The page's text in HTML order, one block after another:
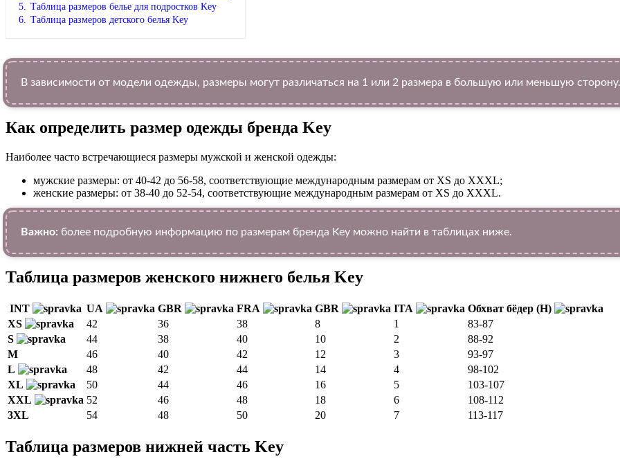
5. Таблица размеров белье для подростков Key
6. Таблица размеров детского белья Key
В зависимости от модели одежды, размеры могут различаться на 1 или 2 размера в большую или меньшую сторону.
Как определить размер одежды брендa Key
Наиболее часто встречающиеся размеры мужской и женской одежды:
мужские размеры: от 40-42 до 56-58, соответствующие международным размерам от XS до XXXL;
женские размеры: от 38-40 до 52-54, соответствующие международным размерам от XS до XXXL.
Важно: более подробную информацию по размерам бренда Key можно найти в таблицах ниже.
Таблица размеров женского нижнего белья Key
INT UA GBR FRA GBR ITA
Обхват бёдер (H)
XS
42 36 38 8 1
83-87
S
44 38 40 10 2
88-92
М
46 40 42 12 3
93-97
L
48 42 44 14 4
98-102
XL
50 44 46 16 5
103-107
XXL
52 46 48 18 6
108-112
3XL
54 48 50 20 7 113-117
Таблица размеров нижней часть Key